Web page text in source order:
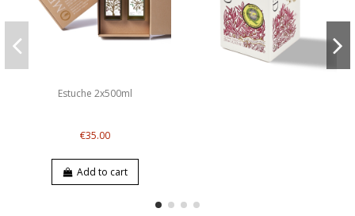
Estuche 2x500ml
€35.00
Add to cart